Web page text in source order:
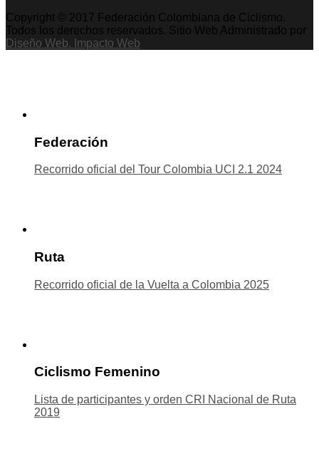
Copyright © 2017 Federación Colombiana de Ciclismo.
Todos los derechos reservados. Sitio Web Administrado por
Diseño Web. Impacto Web
Federación
Recorrido oficial del Tour Colombia UCI 2.1 2024
Ruta
Recorrido oficial de la Vuelta a Colombia 2025
Ciclismo Femenino
Lista de participantes y orden CRI Nacional de Ruta
2019